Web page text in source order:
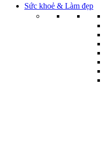
Sức khoẻ & Làm đẹp